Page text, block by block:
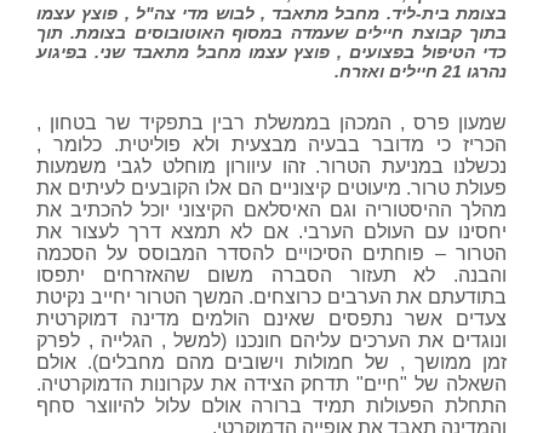
בצומת בית-ליד. מחבל מתאבד , לבוש מדי צה"ל , פוצץ עצמו
בתוך קבוצת חיילים שעמדה במסוף האוטובוסים בצומת. תוך
כדי הטיפול בפצועים , פוצץ עצמו מחבל מתאבד שני. בפיגוע
נהרגו 21 חיילים ואזרח.
שמעון פרס , המכהן בממשלת רבין בתפקיד שר בטחון ,
הכריז כי מדובר בבעיה מבצעית ולא פוליטית. כלומר ,
נכשלנו במניעת הטרור. זהו עיוורון מוחלט לגבי משמעות
פעולת טרור. מיעוטים קיצוניים הם אלו הקובעים לעיתים את
מהלך ההיסטוריה וגם האיסלאם הקיצוני יוכל להכתיב את
יחסינו עם העולם הערבי. אם לא תמצא דרך לעצור את
הטרור – פוחתים הסיכויים להסדר המבוסס על הסכמה
והבנה. לא תעזור הסברה משום שהאזרחים יתפסו
בתודעתם את הערבים כרוצחים. המשך הטרור יחייב נקיטת
צעדים אשר נתפסים שאינם הולמים מדינה דמוקרטית
ונוגדים את הערכים עליהם חונכנו (למשל , הגלייה , לפרק
זמן ממושך , של חמולות וישובים מהם מחבלים). אולם
השאלה של "חיים" תדחק הצידה את עקרונות הדמוקרטיה.
התחלת הפעולות תמיד ברורה אולם עלול להיווצר סחף
והמדינה תאבד את אופייה הדמוקרטי.